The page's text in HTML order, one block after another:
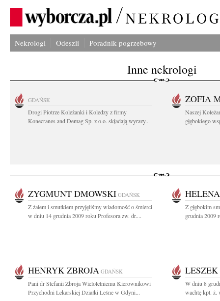
Nekrologi Odeszli Poradnik pogrzebowy
Inne nekrologi
GDAŃSK
Drogi Piotrze Koleżanki i Koledzy z firmy
Konecranes and Demag Sp. z o.o. składają wyrazy...
ZOFIA
Naszej
głębokiego
ZYGMUNT DMOWSKI GDAŃSK
Z żalem i smutkiem przyjęliśmy wiadomość o śmierci
w dniu 14 grudnia 2009 roku Profesora zw. dr....
Z głębokim
grudnia 2009
HENRYK ZBROJA GDAŃSK
Pani dr Stefanii Zbroja Wieloletniemu Kierownikowi
Przychodni Lekarskiej Działki Leśne w Gdyni...
W dniu 8
wachtę kpt. ż.